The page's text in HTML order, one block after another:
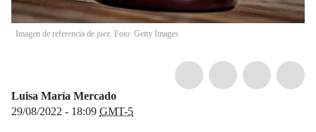
Imagen de referencia de juez. Foto: Getty Images
Luisa María Mercado
29/08/2022 - 18:09 GMT-5